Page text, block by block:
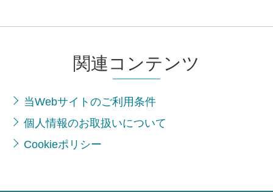
関連コンテンツ
当Webサイトのご利用条件
個人情報のお取扱いについて
Cookieポリシー